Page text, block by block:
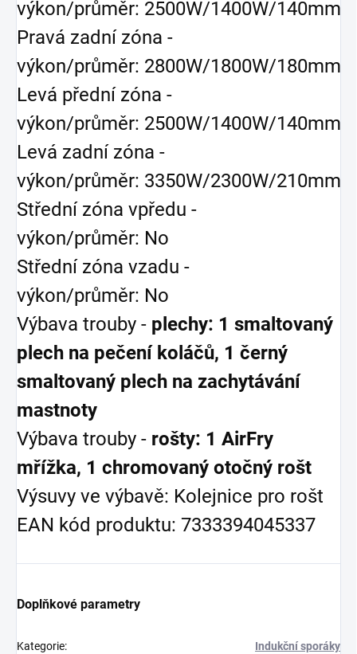
výkon/průměr: 2500W/1400W/140mm
Pravá zadní zóna -
výkon/průměr: 2800W/1800W/180mm
Levá přední zóna -
výkon/průměr: 2500W/1400W/140mm
Levá zadní zóna -
výkon/průměr: 3350W/2300W/210mm
Střední zóna vpředu -
výkon/průměr: No
Střední zóna vzadu -
výkon/průměr: No
Výbava trouby - plechy: 1 smaltovaný
plech na pečení koláčů, 1 černý
smaltovaný plech na zachytávání
mastnoty
Výbava trouby - rošty: 1 AirFry
mřížka, 1 chromovaný otočný rošt
Výsuvy ve výbavě: Kolejnice pro rošt
EAN kód produktu: 7333394045337
Doplňkové parametry
Kategorie: Indukční sporáky